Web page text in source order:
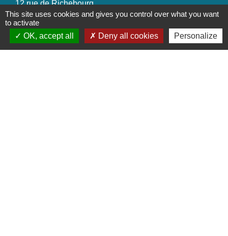
12 rue de Richebourg
77410 Saint-Mesmes - FRANCE
+33 1 60 26 24 20
This site uses cookies and gives you control over what you want
to activate
OK, accept all
Deny all cookies Personalize